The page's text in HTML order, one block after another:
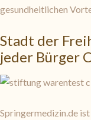
gesundheitlichen
Stadt der
jeder Bürger
Springermedizin.de